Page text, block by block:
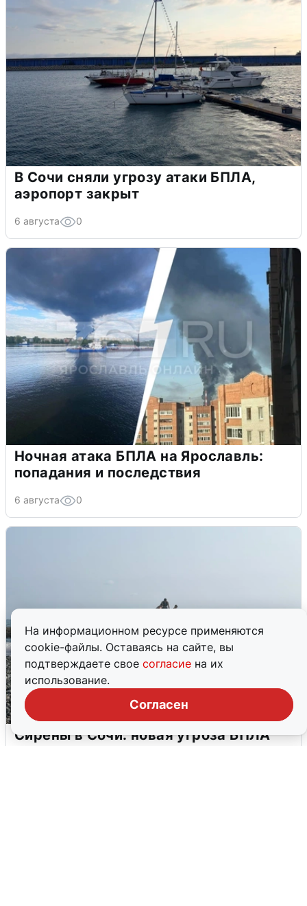
На информационном ресурсе применяются
cookie-файлы. Оставаясь на сайте, вы
подтверждаете свое согласие на их
использование.
Согласен
В Сочи сняли угрозу атаки БПЛА,
аэропорт закрыт
6 августа 0
Ночная атака БПЛА на Ярославль:
попадания и последствия
6 августа 0
Сирены в Сочи: новая угроза БПЛА